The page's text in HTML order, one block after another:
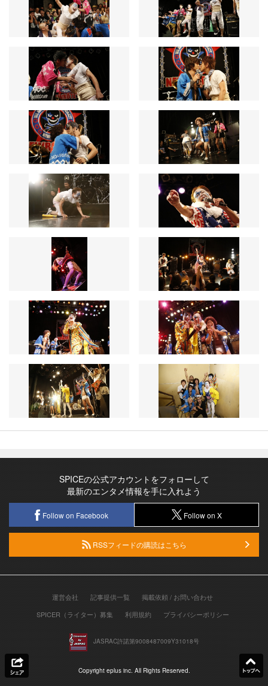
SPICEの公式アカウントをフォローして
最新のエンタメ情報を手に入れよう
Follow on Facebook Follow on X
RSSフィードの購読はこちら
運営会社 記事提供一覧
掲載依頼 / お問い合わせ
SPICER（ライター）募集
利用規約 プライバシーポリシー
JASRAC許諾第9008487009Y31018号
Copyright eplus inc. All Rights Reserved.